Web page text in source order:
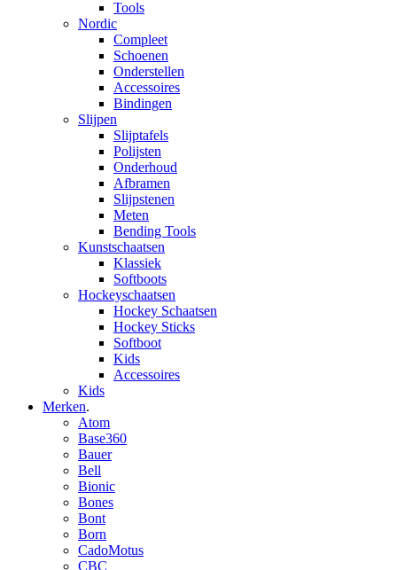
Tools
Nordic
Compleet
Schoenen
Onderstellen
Accessoires
Bindingen
Slijpen
Slijptafels
Polijsten
Onderhoud
Afbramen
Slijpstenen
Meten
Bending Tools
Kunstschaatsen
Klassiek
Softboots
Hockeyschaatsen
Hockey Schaatsen
Hockey Sticks
Softboot
Kids
Accessoires
Kids
Merken.
Atom
Base360
Bauer
Bell
Bionic
Bones
Bont
Born
CadoMotus
CBC